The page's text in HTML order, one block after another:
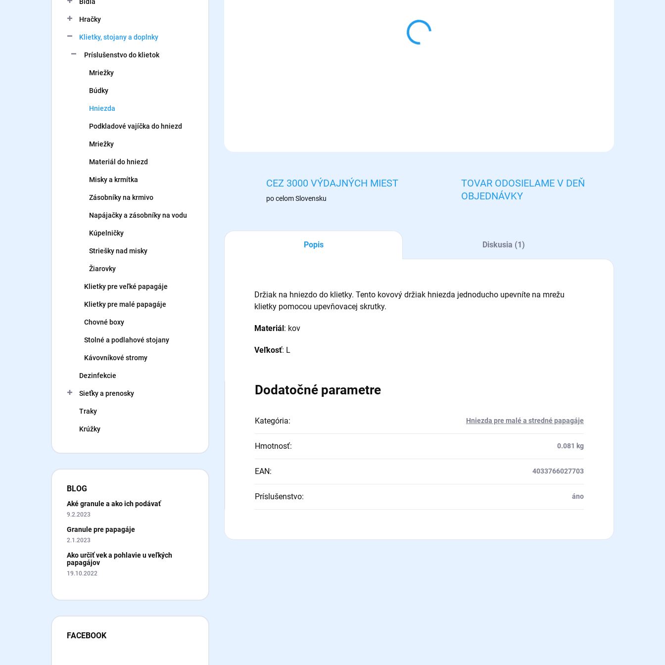
Hračky
Klietky, stojany a doplnky
Príslušenstvo do klietok
Mriežky
Búdky
Hniezda
Podkladové vajíčka do hniezd
Mriežky
Materiál do hniezd
Misky a krmítka
Zásobníky na krmivo
Napájačky a zásobníky na vodu
Kúpelničky
Striešky nad misky
Žiarovky
Klietky pre veľké papagáje
Klietky pre malé papagáje
Chovné boxy
Stolné a podlahové stojany
Kávovníkové stromy
Dezinfekcie
Sieťky a prenosky
Traky
Krúžky
BLOG
Aké granule a ako ich podávať
9.2.2023
Granule pre papagáje
2.1.2023
Ako určiť vek a pohlavie u veľkých
papagájov
19.10.2022
FACEBOOK
CEZ 3000 VÝDAJNÝCH MIEST
po celom Slovensku
TOVAR ODOSIELAME V DEŇ
OBJEDNÁVKY
Popis Diskusia (1)
Držiak na hniezdo do klietky. Tento kovový držiak hniezda jednoducho upevníte na mrežu
klietky pomocou upevňovacej skrutky.
Materiál: kov
Veľkosť: L
Dodatočné parametre
Kategória: Hniezda pre malé a stredné papagáje
Hmotnosť: 0.081 kg
EAN: 4033766027703
Príslušenstvo: áno